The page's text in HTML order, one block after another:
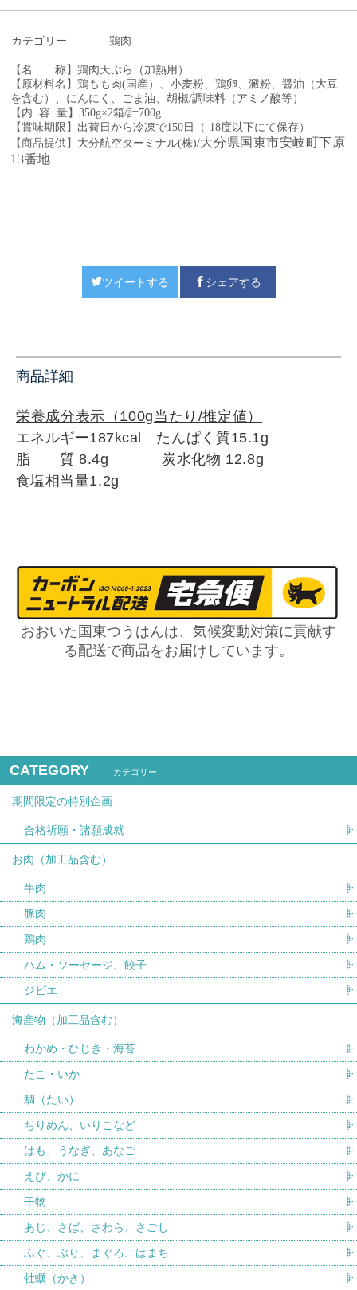
カテゴリー 鶏肉
【名 称】鶏肉天ぷら（加熱用）
【原材料名】鶏もも肉(国産）、小麦粉、鶏卵、澱粉、醤油（大豆
を含む）、にんにく、ごま油、胡椒/調味料（アミノ酸等）
【内 容 量】350g×2箱/計700g
【賞味期限】出荷日から冷凍で150日（-18度以下にて保存）
【商品提供】大分航空ターミナル(株)/大分県国東市安岐町下原
13番地
ツイートする シェアする
商品詳細
栄養成分表示（100g当たり/推定値）
エネルギー187kcal たんぱく質15.1g
脂 質 8.4g 炭水化物 12.8g
食塩相当量1.2g
おおいた国東つうはんは、気候変動対策に貢献す
る配送で商品をお届けしています。
CATEGORY カテゴリー
期間限定の特別企画
合格祈願・諸願成就
お肉（加工品含む）
牛肉
豚肉
鶏肉
ハム・ソーセージ、餃子
ジビエ
海産物（加工品含む）
わかめ・ひじき・海苔
たこ・いか
鯛（たい）
ちりめん、いりこなど
はも、うなぎ、あなご
えび、かに
干物
あじ、さば、さわら、さごし
ふぐ、ぶり、まぐろ、はまち
牡蠣（かき）